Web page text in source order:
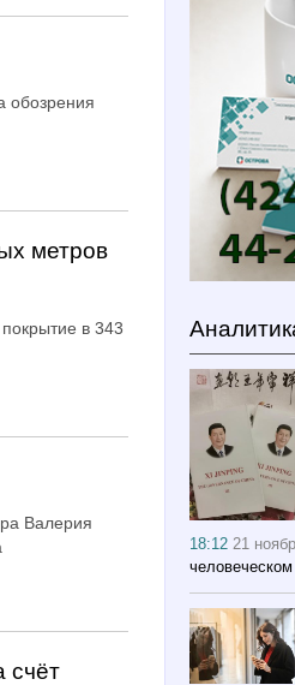
обозрения
метров
в 343
Валерия
счёт
18:1221